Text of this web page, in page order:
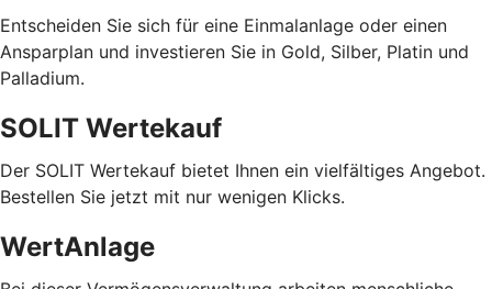
Entscheiden Sie sich für eine Einmalanlage oder einen
Ansparplan und investieren Sie in Gold, Silber, Platin und
Palladium.
SOLIT Wertekauf
Der SOLIT Wertekauf bietet Ihnen ein vielfältiges Angebot.
Bestellen Sie jetzt mit nur wenigen Klicks.
WertAnlage